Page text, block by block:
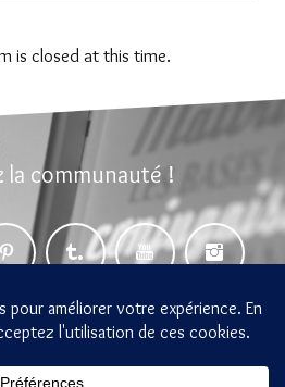
is closed at this time.
la communauté !